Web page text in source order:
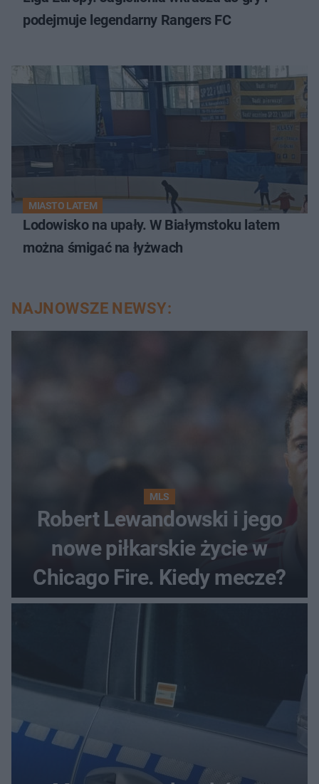
podejmuje legendarny Rangers FC
MIASTO LATEM
Lodowisko na upały. W Białymstoku latem
można śmigać na łyżwach
NAJNOWSZE NEWSY:
MLS
Robert Lewandowski i jego
nowe piłkarskie życie w
Chicago Fire. Kiedy mecze?